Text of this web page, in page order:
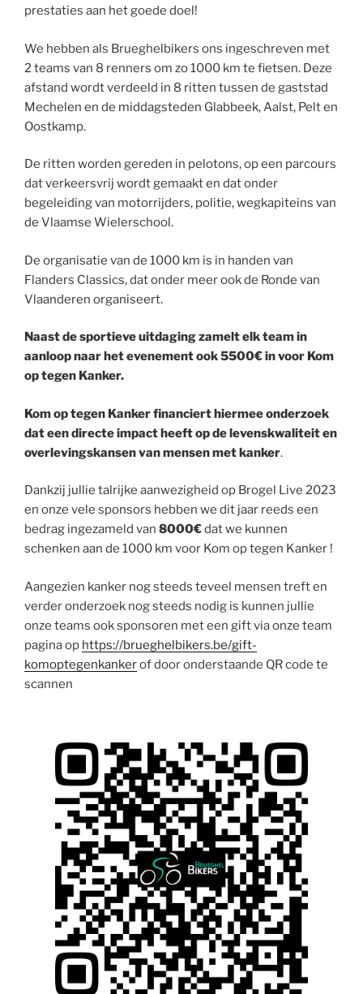
prestaties aan het goede doel!
We hebben als Brueghelbikers ons ingeschreven met
2 teams van 8 renners om zo 1000 km te fietsen. Deze
afstand wordt verdeeld in 8 ritten tussen de gaststad
Mechelen en de middagsteden Glabbeek, Aalst, Pelt en
Oostkamp.
De ritten worden gereden in pelotons, op een parcours
dat verkeersvrij wordt gemaakt en dat onder
begeleiding van motorrijders, politie, wegkapiteins van
de Vlaamse Wielerschool.
De organisatie van de 1000 km is in handen van
Flanders Classics, dat onder meer ook de Ronde van
Vlaanderen organiseert.
Naast de sportieve uitdaging zamelt elk team in
aanloop naar het evenement ook 5500€ in voor Kom
op tegen Kanker.
Kom op tegen Kanker financiert hiermee onderzoek
dat een directe impact heeft op de levenskwaliteit en
overlevingskansen van mensen met kanker.
Dankzij jullie talrijke aanwezigheid op Brogel Live 2023
en onze vele sponsors hebben we dit jaar reeds een
bedrag ingezameld van 8000€dat we kunnen
schenken aan de 1000 km voor Kom op tegen Kanker !
Aangezien kanker nog steeds teveel mensen treft en
verder onderzoek nog steeds nodig is kunnen jullie
onze teams ook sponsoren met een gift via onze team
pagina op https://brueghelbikers.be/gift-
komoptegenkankerof door onderstaande QR code te
scannen